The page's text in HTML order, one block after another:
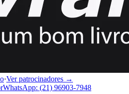
·Ver patrocinadores →
WhatsApp: (21) 96903-7948